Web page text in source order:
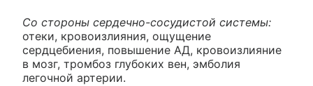
Со стороны сердечно-сосудистой системы:
отеки, кровоизлияния, ощущение
сердцебиения, повышение АД, кровоизлияние
в мозг, тромбоз глубоких вен, эмболия
легочной артерии.